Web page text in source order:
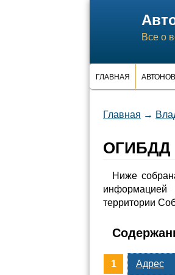
Все о
ГЛАВНАЯ
Главная →
ОГИБДД
Ниже
территории
Адрес